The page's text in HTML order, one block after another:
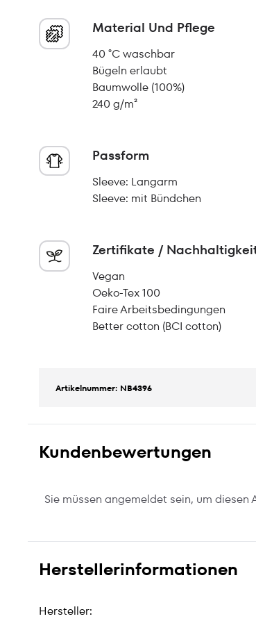
Material Und Pflege
40 °C waschbar
Bügeln erlaubt
Baumwolle (100%)
240 g/m²
Passform
Sleeve: Langarm
Sleeve: mit Bündchen
Zertifikate /
Vegan
Oeko-Tex 100
Faire Arbeitsbedingungen
Better cotton (BCI cotton)
Artikelnummer: NB4396
Kundenbewertungen
Sie müssen angemeldet sein, um diesen
Herstellerinformationen
Hersteller: